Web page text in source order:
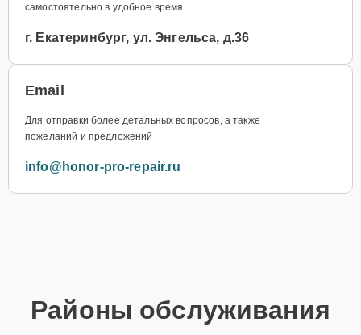
самостоятельно в удобное время
г. Екатеринбург, ул. Энгельса, д.36
Email
Для отправки более детальных вопросов, а также
пожеланий и предложений
info@honor-pro-repair.ru
Районы обслуживания